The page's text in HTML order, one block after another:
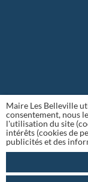
Maire Les Belleville
consentement, nous
l'utilisation du site
intérêts (cookies de
publicités et des